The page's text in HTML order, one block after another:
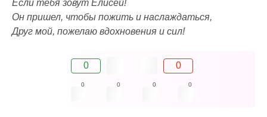
Если тебя зовут Елисей!
Он пришел, чтобы пожить и наслаждаться,
Друг мой, пожелаю вдохновения и сил!
0 0
0 0 0 0